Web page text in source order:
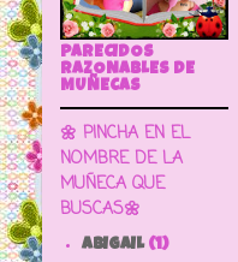
PARECIDOS
RAZONABLES DE
MUÑECAS
🌼 PINCHA EN EL
NOMBRE DE LA
MUÑECA QUE
BUSCAS🌼
ABIGAIL (1)